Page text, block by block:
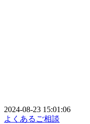
2024-08-23 15:01:06
よくあるご相談